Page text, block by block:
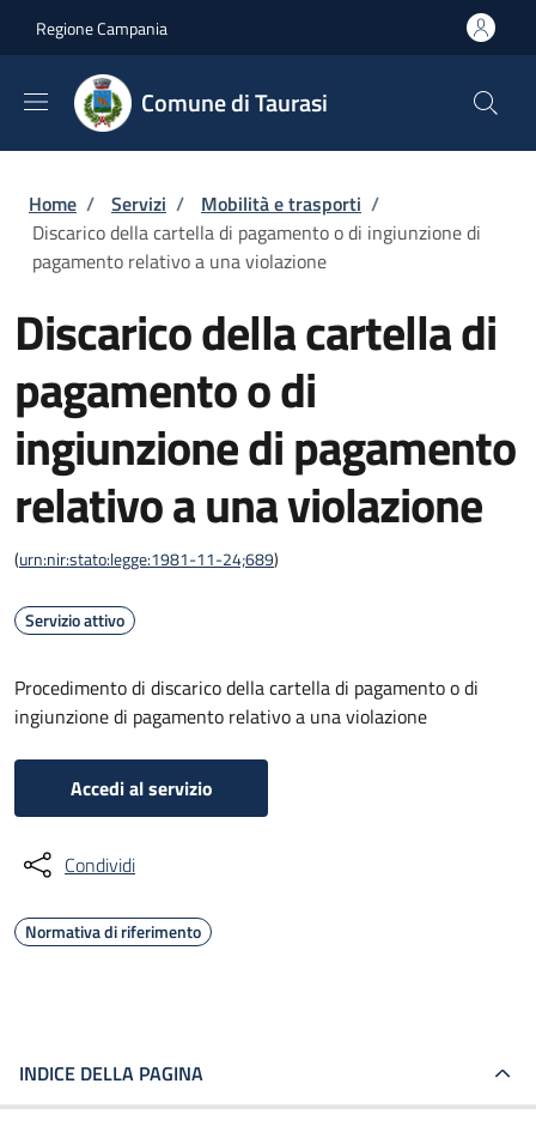
Regione Campania
Comune di Taurasi
Briciole di pane
Home / Servizi / Mobilità e trasporti /
Discarico della cartella di pagamento o di ingiunzione di
pagamento relativo a una violazione
Discarico della cartella di
pagamento o di
ingiunzione di pagamento
relativo a una violazione
(urn:nir:stato:legge:1981-11-24;689)
Servizio attivo
Procedimento di discarico della cartella di pagamento o di
ingiunzione di pagamento relativo a una violazione
Accedi al servizio
Condividi
Normativa di riferimento
INDICE DELLA PAGINA